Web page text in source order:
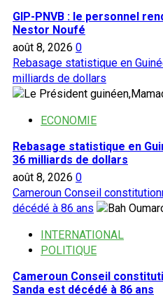
GIP-PNVB : le personnel
Nestor Noufé
août 8, 2026 0
Rebasage statistique en
milliards de dollars
ECONOMIE
Rebasage statistique en
36 milliards de dollars
août 8, 2026 0
Cameroun Conseil
décédé à 86 ans
INTERNATIONAL
POLITIQUE
Cameroun Conseil
Sanda est décédé à 86 ans